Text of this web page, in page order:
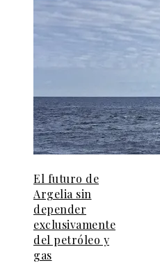
El futuro de
Argelia sin
depender
exclusivamente
del petróleo y
gas